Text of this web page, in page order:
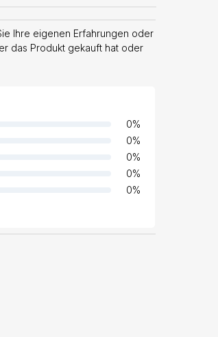
Ihre eigenen Erfahrungen oder
das Produkt gekauft hat oder
0%
0%
0%
0%
0%